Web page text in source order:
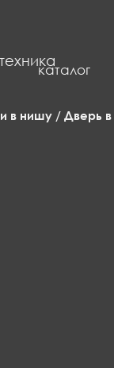
каталог
в нишу / Дверь в